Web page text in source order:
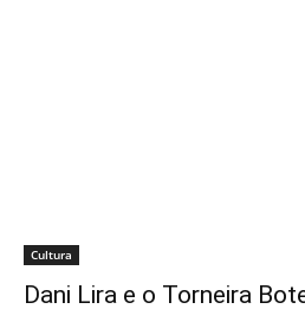
Cultura
Dani Lira e o Torneira